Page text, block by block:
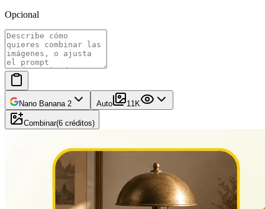
Opcional
Nano Banana 2 Auto 1 1K
Combinar(6 créditos)